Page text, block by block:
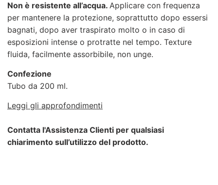
Non è resistente all’acqua. Applicare con frequenza
per mantenere la protezione, soprattutto dopo essersi
bagnati, dopo aver traspirato molto o in caso di
esposizioni intense o protratte nel tempo. Texture
fluida, facilmente assorbibile, non unge.
Confezione
Tubo da 200 ml.
Leggi gli approfondimenti
Contatta l'Assistenza Clienti per qualsiasi
chiarimento sull’utilizzo del prodotto.